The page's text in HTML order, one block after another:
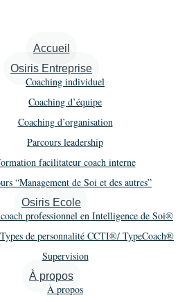
Accueil
Osiris Entreprise
Coaching individuel
Coaching d’équipe
Coaching d’organisation
Parcours leadership
facilitateur coach interne
“Management de Soi et des autres”
Osiris Ecole
professionnel en Intelligence de Soi®
de personnalité CCTI®/ TypeCoach®
Supervision
À propos
À propos
2021/22 –
2
Promo 23 – 1er cycle – Module 5
1 Session 5»